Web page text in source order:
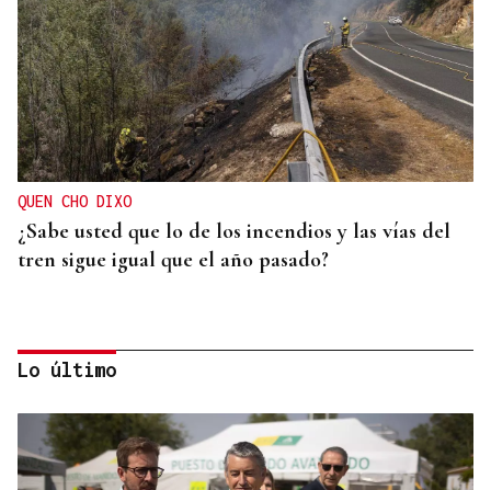
QUEN CHO DIXO
¿Sabe usted que lo de los incendios y las vías del
tren sigue igual que el año pasado?
Lo último